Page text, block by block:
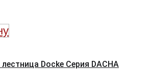
Docke Серия DACHA